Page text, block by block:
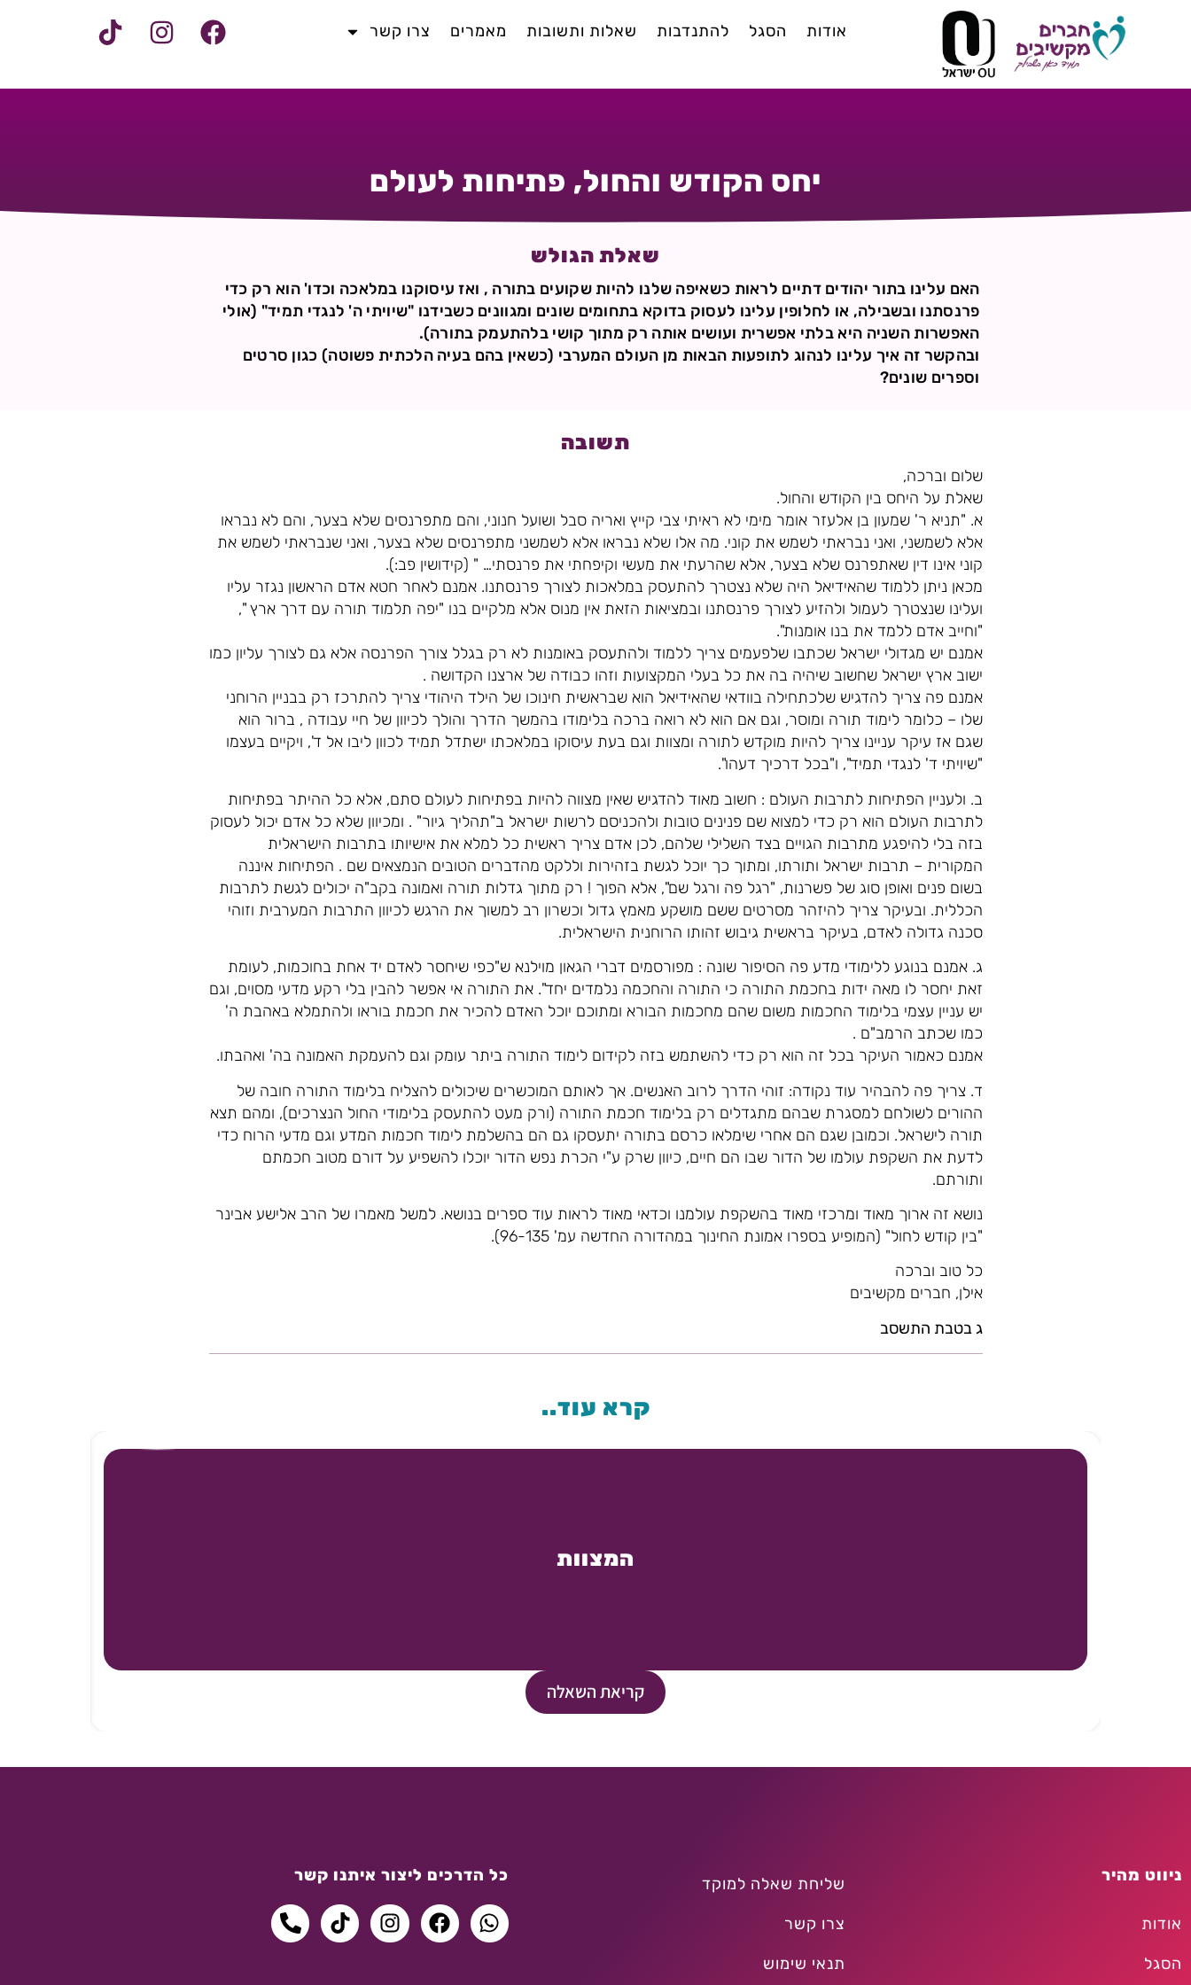
אודות הסגל להתנדבות שאלות ותשובות מאמרים צרו קשר
יחס הקודש והחול, פתיחות לעולם
שאלת הגולש
האם עלינו בתור יהודים דתיים לראות כשאיפה שלנו להיות שקועים בתורה , ואז עיסוקנו במלאכה וכדו' הוא רק כדי
פרנסתנו ובשבילה, או לחלופין עלינו לעסוק בדוקא בתחומים שונים ומגוונים כשבידנו "שיויתי ה' לנגדי תמיד" (אולי
האפשרות השניה היא בלתי אפשרית ועושים אותה רק מתוך קושי בלהתעמק בתורה).
ובהקשר זה איך עלינו לנהוג לתופעות הבאות מן העולם המערבי (כשאין בהם בעיה הלכתית פשוטה) כגון סרטים
וספרים שונים?
תשובה
שלום וברכה,
שאלת על היחס בין הקודש והחול.
א. "תניא ר' שמעון בן אלעזר אומר מימי לא ראיתי צבי קייץ ואריה סבל ושועל חנוני, והם מתפרנסים שלא בצער, והם לא נבראו
אלא לשמשני, ואני נבראתי לשמש את קוני. מה אלו שלא נבראו אלא לשמשני מתפרנסים שלא בצער, ואני שנבראתי לשמש את
קוני אינו דין שאתפרנס שלא בצער, אלא שהרעתי את מעשי וקיפחתי את פרנסתי… " (קידושין פב:).
מכאן ניתן ללמוד שהאידיאל היה שלא נצטרך להתעסק במלאכות לצורך פרנסתנו. אמנם לאחר חטא אדם הראשון נגזר עליו
ועלינו שנצטרך לעמול ולהזיע לצורך פרנסתנו ובמציאות הזאת אין מנוס אלא מלקיים בנו "יפה תלמוד תורה עם דרך ארץ ",
"וחייב אדם ללמד את בנו אומנות".
אמנם יש מגדולי ישראל שכתבו שלפעמים צריך ללמוד ולהתעסק באומנות לא רק בגלל צורך הפרנסה אלא גם לצורך עליון כמו
ישוב ארץ ישראל שחשוב שיהיה בה את כל בעלי המקצועות וזהו כבודה של ארצנו הקדושה .
אמנם פה צריך להדגיש שלכתחילה בוודאי שהאידיאל הוא שבראשית חינוכו של הילד היהודי צריך להתרכז רק בבניין הרוחני
שלו – כלומר לימוד תורה ומוסר, וגם אם הוא לא רואה ברכה בלימודו בהמשך הדרך והולך לכיוון של חיי עבודה , ברור הוא
שגם אז עיקר עניינו צריך להיות מוקדש לתורה ומצוות וגם בעת עיסוקו במלאכתו ישתדל תמיד לכוון ליבו אל ד', ויקיים בעצמו
"שיויתי ד' לנגדי תמיד", ו"בכל דרכיך דעהו".
ב. ולעניין הפתיחות לתרבות העולם : חשוב מאוד להדגיש שאין מצווה להיות בפתיחות לעולם סתם, אלא כל ההיתר בפתיחות
לתרבות העולם הוא רק כדי למצוא שם פנינים טובות ולהכניסם לרשות ישראל ב"תהליך גיור" . ומכיוון שלא כל אדם יכול לעסוק
בזה בלי להיפגע מתרבות הגויים בצד השלילי שלהם, לכן אדם צריך ראשית כל למלא את אישיותו בתרבות הישראלית
המקורית – תרבות ישראל ותורתו, ומתוך כך יוכל לגשת בזהירות וללקט מהדברים הטובים הנמצאים שם . הפתיחות איננה
בשום פנים ואופן סוג של פשרנות, "רגל פה ורגל שם", אלא הפוך ! רק מתוך גדלות תורה ואמונה בקב"ה יכולים לגשת לתרבות
הכללית. ובעיקר צריך להיזהר מסרטים ששם מושקע מאמץ גדול וכשרון רב למשוך את הרגש לכיוון התרבות המערבית וזוהי
סכנה גדולה לאדם, בעיקר בראשית גיבוש זהותו הרוחנית הישראלית.
ג. אמנם בנוגע ללימודי מדע פה הסיפור שונה : מפורסמים דברי הגאון מוילנא ש"כפי שיחסר לאדם יד אחת בחוכמות, לעומת
זאת יחסר לו מאה ידות בחכמת התורה כי התורה והחכמה נלמדים יחד". את התורה אי אפשר להבין בלי רקע מדעי מסוים, וגם
יש עניין עצמי בלימוד החכמות משום שהם מחכמות הבורא ומתוכם יוכל האדם להכיר את חכמת בוראו ולהתמלא באהבת ה'
כמו שכתב הרמב"ם .
אמנם כאמור העיקר בכל זה הוא רק כדי להשתמש בזה לקידום לימוד התורה ביתר עומק וגם להעמקת האמונה בה' ואהבתו.
ד. צריך פה להבהיר עוד נקודה: זוהי הדרך לרוב האנשים. אך לאותם המוכשרים שיכולים להצליח בלימוד התורה חובה של
ההורים לשולחם למסגרת שבהם מתגדלים רק בלימוד חכמת התורה (ורק מעט להתעסק בלימודי החול הנצרכים), ומהם תצא
תורה לישראל. וכמובן שגם הם אחרי שימלאו כרסם בתורה יתעסקו גם הם בהשלמת לימוד חכמות המדע וגם מדעי הרוח כדי
לדעת את השקפת עולמו של הדור שבו הם חיים, כיוון שרק ע"י הכרת נפש הדור יוכלו להשפיע על דורם מטוב חכמתם
ותורתם.
נושא זה ארוך מאוד ומרכזי מאוד בהשקפת עולמנו וכדאי מאוד לראות עוד ספרים בנושא. למשל מאמרו של הרב אלישע אבינר
"בין קודש לחול" (המופיע בספרו אמונת החינוך במהדורה החדשה עמ' 96-135).
כל טוב וברכה
אילן, חברים מקשיבים
ג בטבת התשסב
קרא עוד..
המצוות
קריאת השאלה
ניווט מהיר
אודות
הסגל
שליחת שאלה למוקד
צרו קשר
תנאי שימוש
כל הדרכים ליצור איתנו קשר